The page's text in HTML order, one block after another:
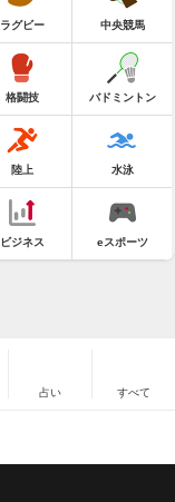
ラグビー 中央競馬
格闘技 バドミントン
陸上 水泳
ビジネス eスポーツ
占い すべて